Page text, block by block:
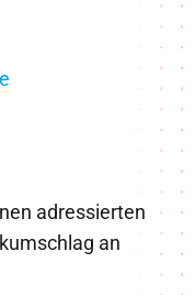
adressierten
an